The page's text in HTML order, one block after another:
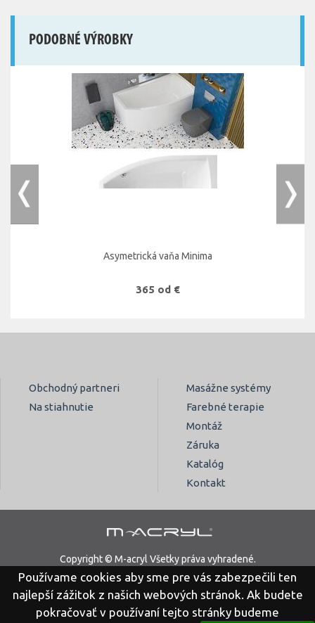
Používame cookies aby sme pre vás zabezpečili ten
najlepší zážitok z našich webových stránok. Ak budete
pokračovať v používaní tejto stránky budeme
PODOBNÉ VÝROBKY
Asymetrická vaňa Minima
365 od €
Obchodný partneri
Na stiahnutie
Masážne systémy
Farebné terapie
Montáž
Záruka
Katalóg
Kontakt
Copyright © M-acryl Všetky práva vyhradené.
Právne vyhlásenie Ochrana osobných údajov